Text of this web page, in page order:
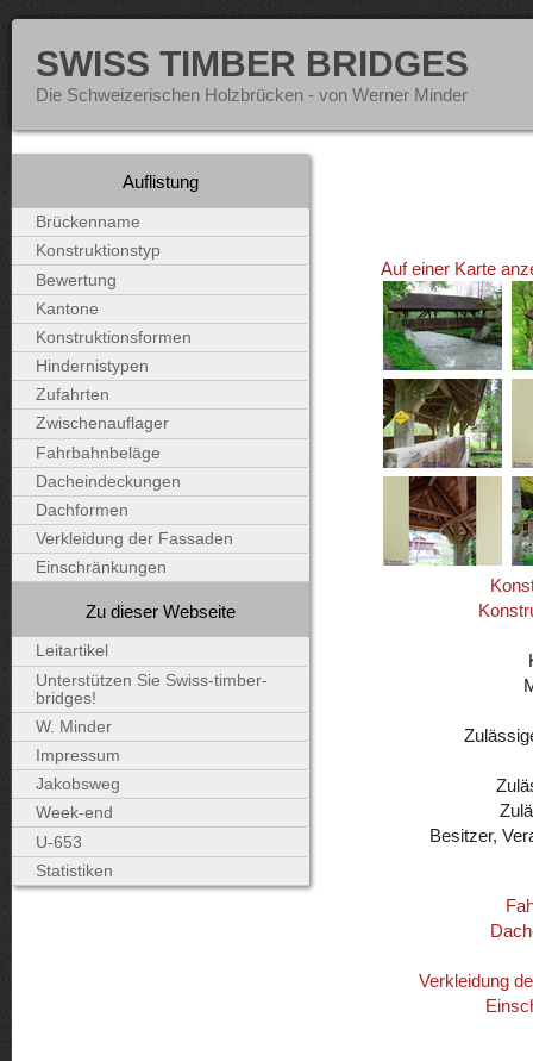
SWISS TIMBER BRIDGES
Die Schweizerischen Holzbrücken - von Werner Minder
Auf einer Karte
Besitzer,
Verkleidung
Auflistung
Brückenname
Konstruktionstyp
Bewertung
Kantone
Konstruktionsformen
Hindernistypen
Zufahrten
Zwischenauflager
Fahrbahnbeläge
Dacheindeckungen
Dachformen
Verkleidung der Fassaden
Einschränkungen
Zu dieser Webseite
Leitartikel
Unterstützen Sie Swiss-timber-
bridges!
W. Minder
Impressum
Jakobsweg
Week-end
U-653
Statistiken